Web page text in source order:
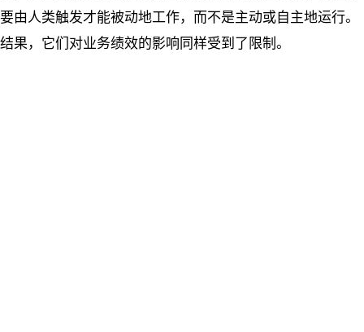
要由人类触发才能被动地工作，而不是主动或自主地运行。
结果，它们对业务绩效的影响同样受到了限制。